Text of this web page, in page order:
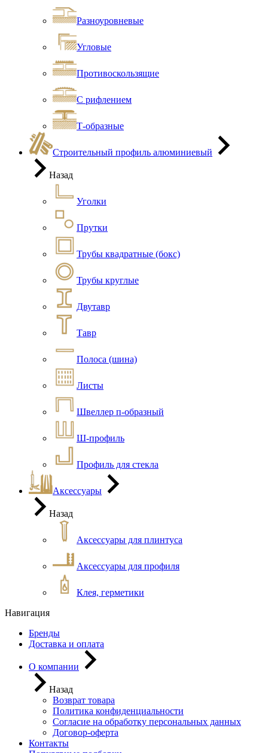
Разноуровневые
Угловые
Противоскользящие
С рифлением
Т-образные
Строительный профиль алюминиевый
Назад
Уголки
Прутки
Трубы квадратные (бокс)
Трубы круглые
Двутавр
Тавр
Полоса (шина)
Листы
Швеллер п-образный
Ш-профиль
Профиль для стекла
Аксессуары
Назад
Аксессуары для плинтуса
Аксессуары для профиля
Клея, герметики
Навигация
Бренды
Доставка и оплата
О компании
Назад
Возврат товара
Политика конфиденциальности
Согласие на обработку персональных данных
Договор-оферта
Контакты